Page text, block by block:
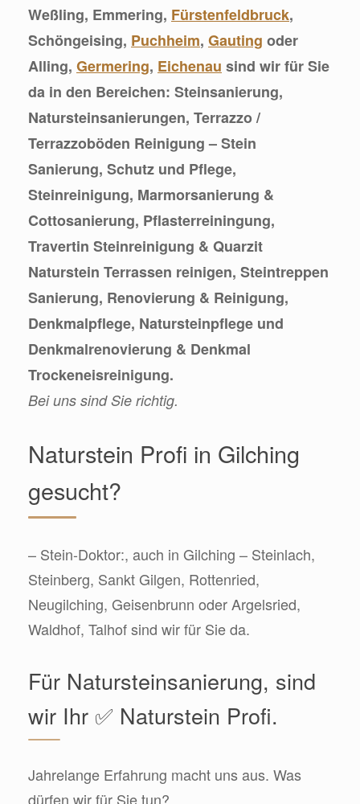
Weßling, Emmering, Fürstenfeldbruck,
Schöngeising, Puchheim, Gauting oder
Alling, Germering, Eichenau sind wir für Sie
da in den Bereichen: Steinsanierung,
Natursteinsanierungen, Terrazzo /
Terrazzoböden Reinigung – Stein
Sanierung, Schutz und Pflege,
Steinreinigung, Marmorsanierung &
Cottosanierung, Pflasterreiningung,
Travertin Steinreinigung & Quarzit
Naturstein Terrassen reinigen, Steintreppen
Sanierung, Renovierung & Reinigung,
Denkmalpflege, Natursteinpflege und
Denkmalrenovierung & Denkmal
Trockeneisreinigung.
Bei uns sind Sie richtig.
Naturstein Profi in Gilching
gesucht?
– Stein-Doktor:, auch in Gilching – Steinlach,
Steinberg, Sankt Gilgen, Rottenried,
Neugilching, Geisenbrunn oder Argelsried,
Waldhof, Talhof sind wir für Sie da.
Für Natursteinsanierung, sind
wir Ihr ✅ Naturstein Profi.
Jahrelange Erfahrung macht uns aus. Was
dürfen wir für Sie tun?